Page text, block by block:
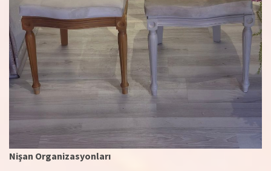
Nişan Organizasyonları